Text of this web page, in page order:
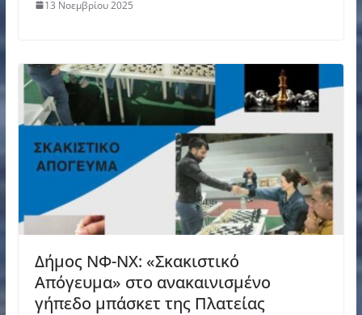
13 Νοεμβρίου 2025
Δήμος ΝΦ-ΝΧ: «Σκακιστικό
Απόγευμα» στο ανακαινισμένο
γήπεδο μπάσκετ της Πλατείας